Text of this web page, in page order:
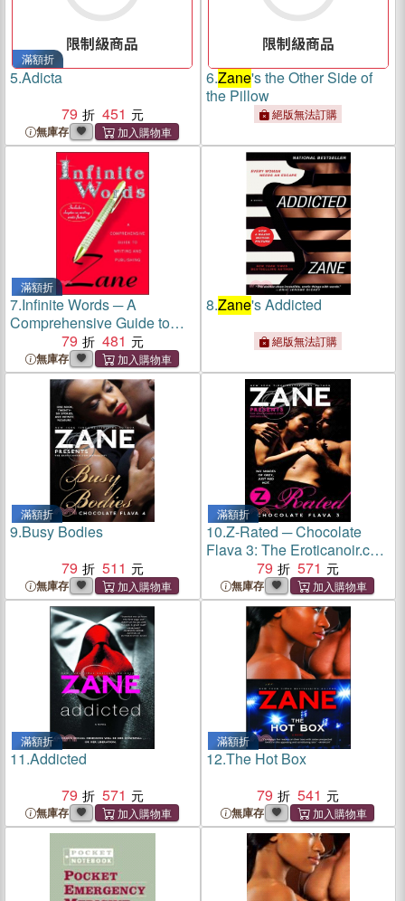
滿額折
5.Adicta
79
451
無庫存
6.Zane's the Other Side of
the Pillow
絕版無法訂購
滿額折
7.Infinite Words ─ A
Comprehensive Guide to
Writing and Publishing
79 481
無庫存
8.Zane's Addicted
絕版無法訂購
滿額折
9.Busy Bodies
79
511
無庫存
滿額折
10.Z-Rated ─ Chocolate
Flava 3: The Eroticanoir.com
Anthology
79 571
無庫存
滿額折
11.Addicted
79
571
無庫存
滿額折
12.The Hot Box
79
541
無庫存